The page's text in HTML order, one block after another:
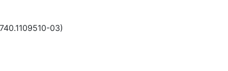
03)